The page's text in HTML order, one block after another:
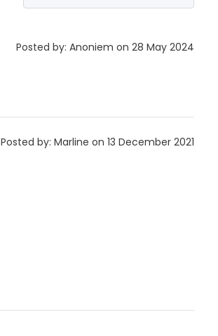
Posted by: Anoniem on 28 May 2024
Posted by: Marline on 13 December 2021